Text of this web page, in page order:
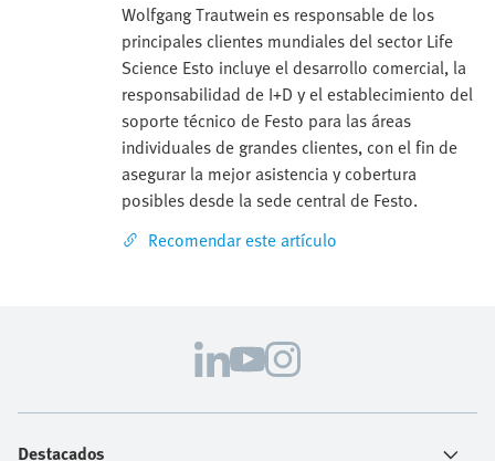
Wolfgang Trautwein es responsable de los
principales clientes mundiales del sector Life
Science Esto incluye el desarrollo comercial, la
responsabilidad de I+D y el establecimiento del
soporte técnico de Festo para las áreas
individuales de grandes clientes, con el fin de
asegurar la mejor asistencia y cobertura
posibles desde la sede central de Festo.
Recomendar este artículo
Destacados